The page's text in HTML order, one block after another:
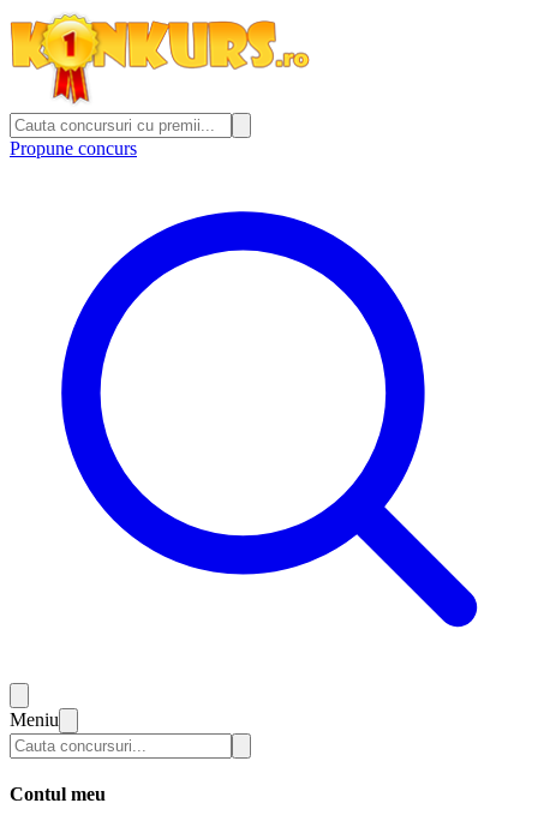
Propune concurs
Meniu
Contul meu